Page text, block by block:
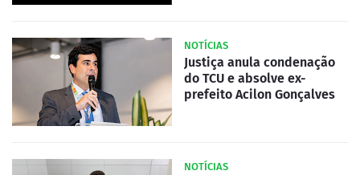
NOTÍCIAS
Justiça anula condenação
do TCU e absolve ex-
prefeito Acilon Gonçalves
NOTÍCIAS